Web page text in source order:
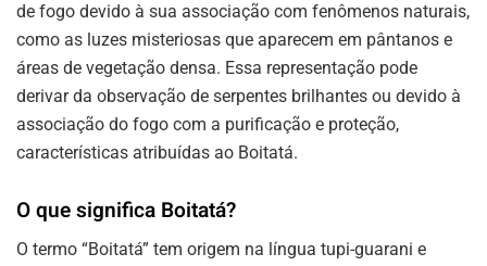
de fogo devido à sua associação com fenômenos naturais,
como as luzes misteriosas que aparecem em pântanos e
áreas de vegetação densa. Essa representação pode
derivar da observação de serpentes brilhantes ou devido à
associação do fogo com a purificação e proteção,
características atribuídas ao Boitatá.
O que significa Boitatá?
O termo “Boitatá” tem origem na língua tupi-guarani e